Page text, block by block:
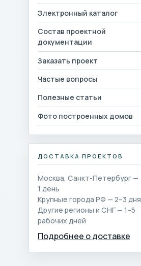
Электронный каталог
Состав проектной
документации
Заказать проект
Частые вопросы
Полезные статьи
Фото построенных домов
ДОСТАВКА ПРОЕКТОВ
Москва, Санкт-Петербург —
1 день
Крупные города РФ — 2–3 дня
Другие регионы и СНГ — 1–5
рабочих дней
Подробнее о доставке